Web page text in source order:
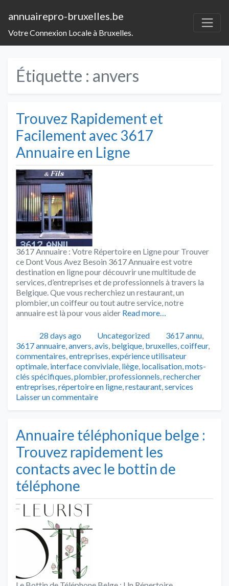
annuairepro-bruxelles.be
Votre Connexion Locale à Bruxelles.
Étiquette : anvers
Trouvez Rapidement et
Facilement avec 3617
Annuaire en Ligne
3617 Annuaire : Votre Répertoire en Ligne pour Trouver
ce Dont Vous Avez Besoin 3617 Annuaire est votre
destination en ligne pour découvrir une multitude de
services, d’entreprises et de professionnels à travers la
Belgique. Que vous recherchiez un restaurant, un
plombier, un coiffeur ou tout autre service, notre
annuaire est là pour vous aider Read more…
Publié28 days ago Catégories
Uncategorized Tags
3617 annu,
3617 annuaire,anvers,avis, belgique, bruxelles,coiffeur,
commentaires,entreprises,expérience utilisateur
optimale, interface conviviale, liège, localisation,mots-
clés spécifiques,plombier,professionnels,rechercher
entreprises,répertoire en ligne,restaurant,services
Laisser un commentaire
Annuaire téléphonique belge :
Trouvez rapidement les
contacts avec le bottin de
téléphone